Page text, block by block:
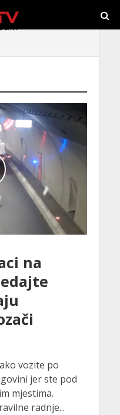
na
vozite po
jer ste pod
mjestima.
radnje...